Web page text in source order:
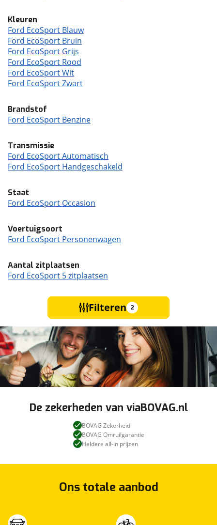
Kleuren
Ford EcoSport Blauw
Ford EcoSport Bruin
Ford EcoSport Grijs
Ford EcoSport Rood
Ford EcoSport Wit
Ford EcoSport Zwart
Brandstof
Ford EcoSport Benzine
Transmissie
Ford EcoSport Automatisch
Ford EcoSport Handgeschakeld
Staat
Ford EcoSport Occasion
Voertuigsoort
Ford EcoSport Personenwagen
Aantal zitplaatsen
Ford EcoSport 5 zitplaatsen
Filteren 2
De zekerheden van viaBOVAG.nl
BOVAG Zekerheid
BOVAG Omruilgarantie
Heldere all-in prijzen
Ons totale aanbod